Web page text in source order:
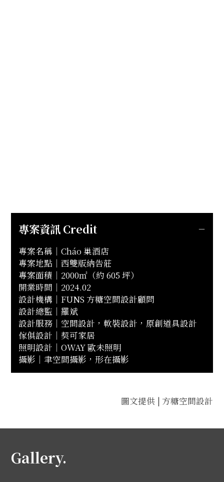
專案資訊 Credit
專案名稱｜Cháo 巢酒店
專案地點｜西雙版納告莊
專案面積｜2000㎡（約 605 坪）
開業時間｜2024.02
設計機構｜FUNS 方糖空間設計顧問
設計總監｜羅斌
設計服務｜空間設計，軟裝設計，原創道具設計
傢俱設計｜契可家居
照明設計｜OWAY 歐未照明
攝影｜聿空間攝影，形在攝影
圖文提供 | 方糖空間設計
Gallery.